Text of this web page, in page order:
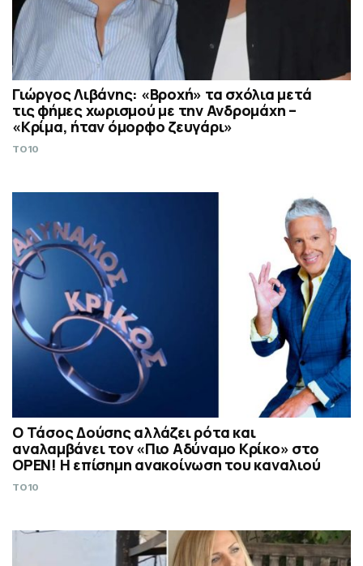
Γιώργος Λιβάνης: «Βροχή» τα σχόλια μετά
τις φήμες χωρισμού με την Ανδρομάχη –
«Κρίμα, ήταν όμορφο ζευγάρι»
TO10
Ο Τάσος Δούσης αλλάζει ρότα και
αναλαμβάνει τον «Πιο Αδύναμο Κρίκο» στο
OPEN! Η επίσημη ανακοίνωση του καναλιού
TO10